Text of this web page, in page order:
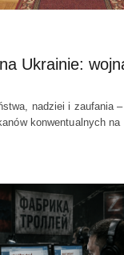
Ukrainie:
nadziei i zaufania
konwentualnych